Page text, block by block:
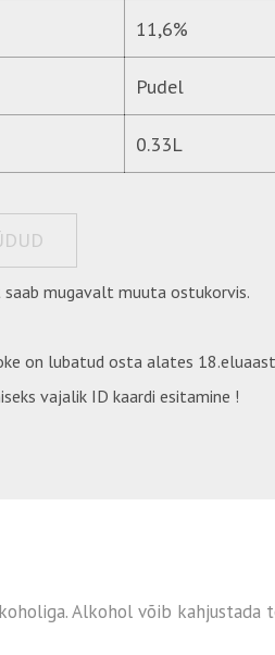
11,6%
Pudel
0.33L
mugavalt muuta ostukorvis.
on lubatud osta alates
vajalik ID kaardi esitamine !
Alkohol võib kahjustada